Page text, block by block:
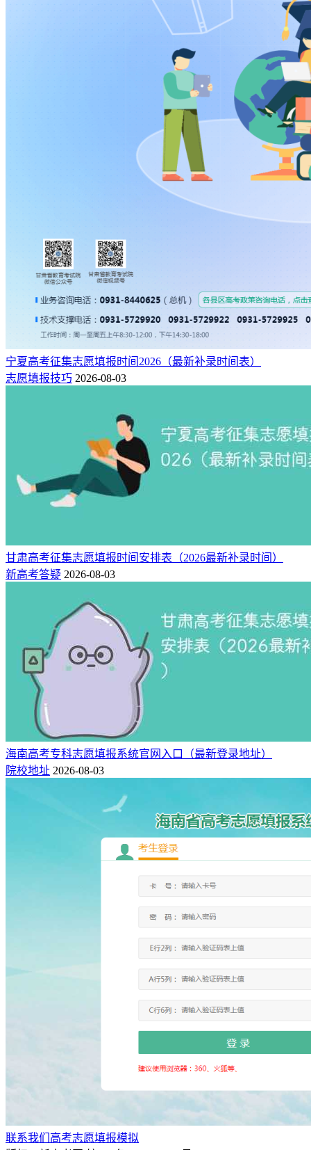
宁夏高考征集志愿填报时间2026（最新补录时间表）
志愿填报技巧 2026-08-03
甘肃高考征集志愿填报时间安排表（2026最新补录时间）
新高考答疑 2026-08-03
海南高考专科志愿填报系统官网入口（最新登录地址）
院校地址 2026-08-03
联系我们 高考志愿填报模拟